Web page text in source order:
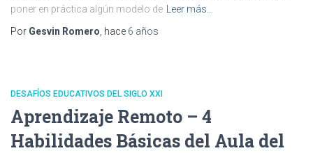
poner en práctica algún modelo de
Leer más…
Por Gesvin Romero , hace 6 años
DESAFÍOS EDUCATIVOS DEL SIGLO XXI
Aprendizaje Remoto – 4
Habilidades Básicas del Aula del